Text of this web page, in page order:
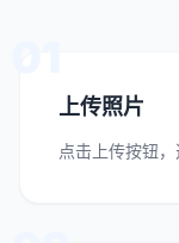
上传照片
点击上传按钮